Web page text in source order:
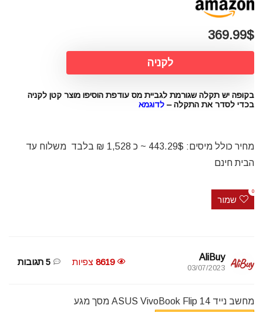
369.99$
לקניה
בקופה יש תקלה שגורמת לגביית מס עודפת הוסיפו מוצר קטן לקניה
בכדי לסדר את התקלה – לדוגמא
מחיר כולל מיסים: 443.29$ ~ כ 1,528 ₪ בלבד משלוח עד
הבית חינם
שמור
0
AliBuy
03/07/2023
8619 צפיות 5 תגובות
מחשב נייד ASUS VivoBook Flip 14 מסך מגע